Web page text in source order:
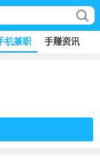
机兼职 手赚资讯